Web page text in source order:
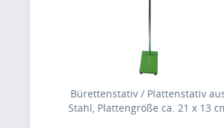
Bürettenstativ / Plattenstativ
Stahl, Plattengröße ca. 21 x 13